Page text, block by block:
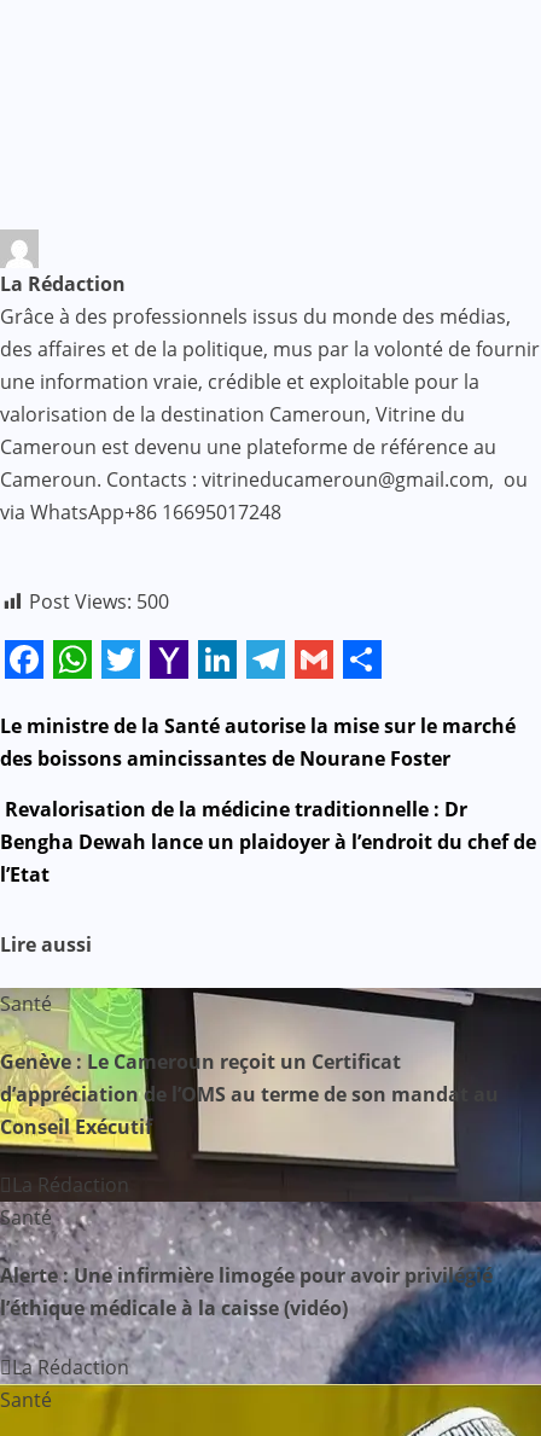
La Rédaction
Grâce à des professionnels issus du monde des médias,
des affaires et de la politique, mus par la volonté de fournir
une information vraie, crédible et exploitable pour la
valorisation de la destination Cameroun, Vitrine du
Cameroun est devenu une plateforme de référence au
Cameroun. Contacts : vitrineducameroun@gmail.com, ou
via WhatsApp+86 16695017248
Post Views: 500
Mail
N
v
i
g
a
t
i
o
n
d
e
l
’
Le ministre de la Santé autorise la mise sur le marché
des boissons amincissantes de Nourane Foster
Revalorisation de la médicine traditionnelle : Dr
Bengha Dewah lance un plaidoyer à l’endroit du chef de
l’Etat
Lire aussi
Santé
Genève : Le Cameroun reçoit un Certificat
d’appréciation de l’OMS au terme de son mandat au
Conseil Exécutif
La Rédaction
Santé
Alerte : Une infirmière limogée pour avoir privilégié
l’éthique médicale à la caisse (vidéo)
La Rédaction
Santé